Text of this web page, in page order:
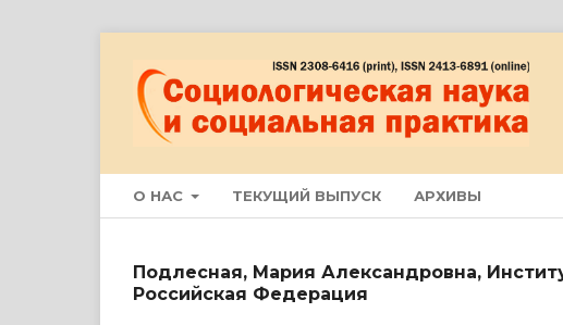
О НАС ТЕКУЩИЙ ВЫПУСК АРХИВЫ
Подлесная, Мария Александровна,
Российская Федерация